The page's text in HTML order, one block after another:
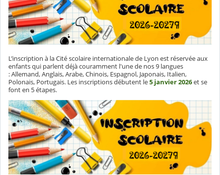
L’inscription à la Cité scolaire internationale de Lyon est réservée aux
enfants qui parlent déjà couramment l'une de nos 9 langues
: Allemand, Anglais, Arabe, Chinois, Espagnol, Japonais, Italien,
Polonais, Portugais. Les inscriptions débutent le5 janvier 2026et se
font en 5 étapes.